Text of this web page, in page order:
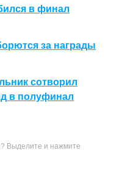
в финал
за награды
сотворил
в полуфинал
Выделите и нажмите